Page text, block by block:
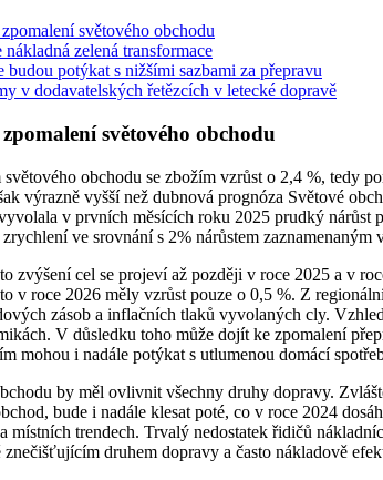
světového obchodu
zelená transformace
budou potýkat s nižšími sazbami za přepravu
v dodavatelských řetězcích v letecké dopravě
světového obchodu
obchodu se zbožím vzrůst o 2,4 %, tedy
výrazně vyšší než dubnová prognóza Světové
v prvních měsících roku 2025 prudký
ve srovnání s 2% nárůstem zaznamenaným
zvýšení cel se projeví až později v roce 2025 a v
v roce 2026 měly vzrůst pouze o 0,5 %. Z
zásob a inflačních tlaků vyvolaných cly.
V důsledku toho může dojít ke zpomalení
mohou i nadále potýkat s utlumenou domácí
by měl ovlivnit všechny druhy dopravy.
bude i nadále klesat poté, co v roce 2024
místních trendech. Trvalý nedostatek řidičů
druhem dopravy a často nákladově